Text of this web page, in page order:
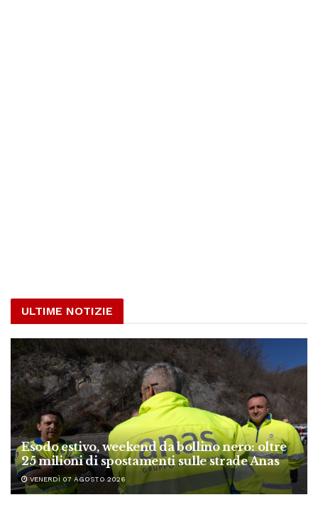
ULTIME NOTIZIE
Esodo estivo, weekend da bollino nero: oltre
25 milioni di spostamenti sulle strade Anas
VENERDÌ 07 AGOSTO 2026